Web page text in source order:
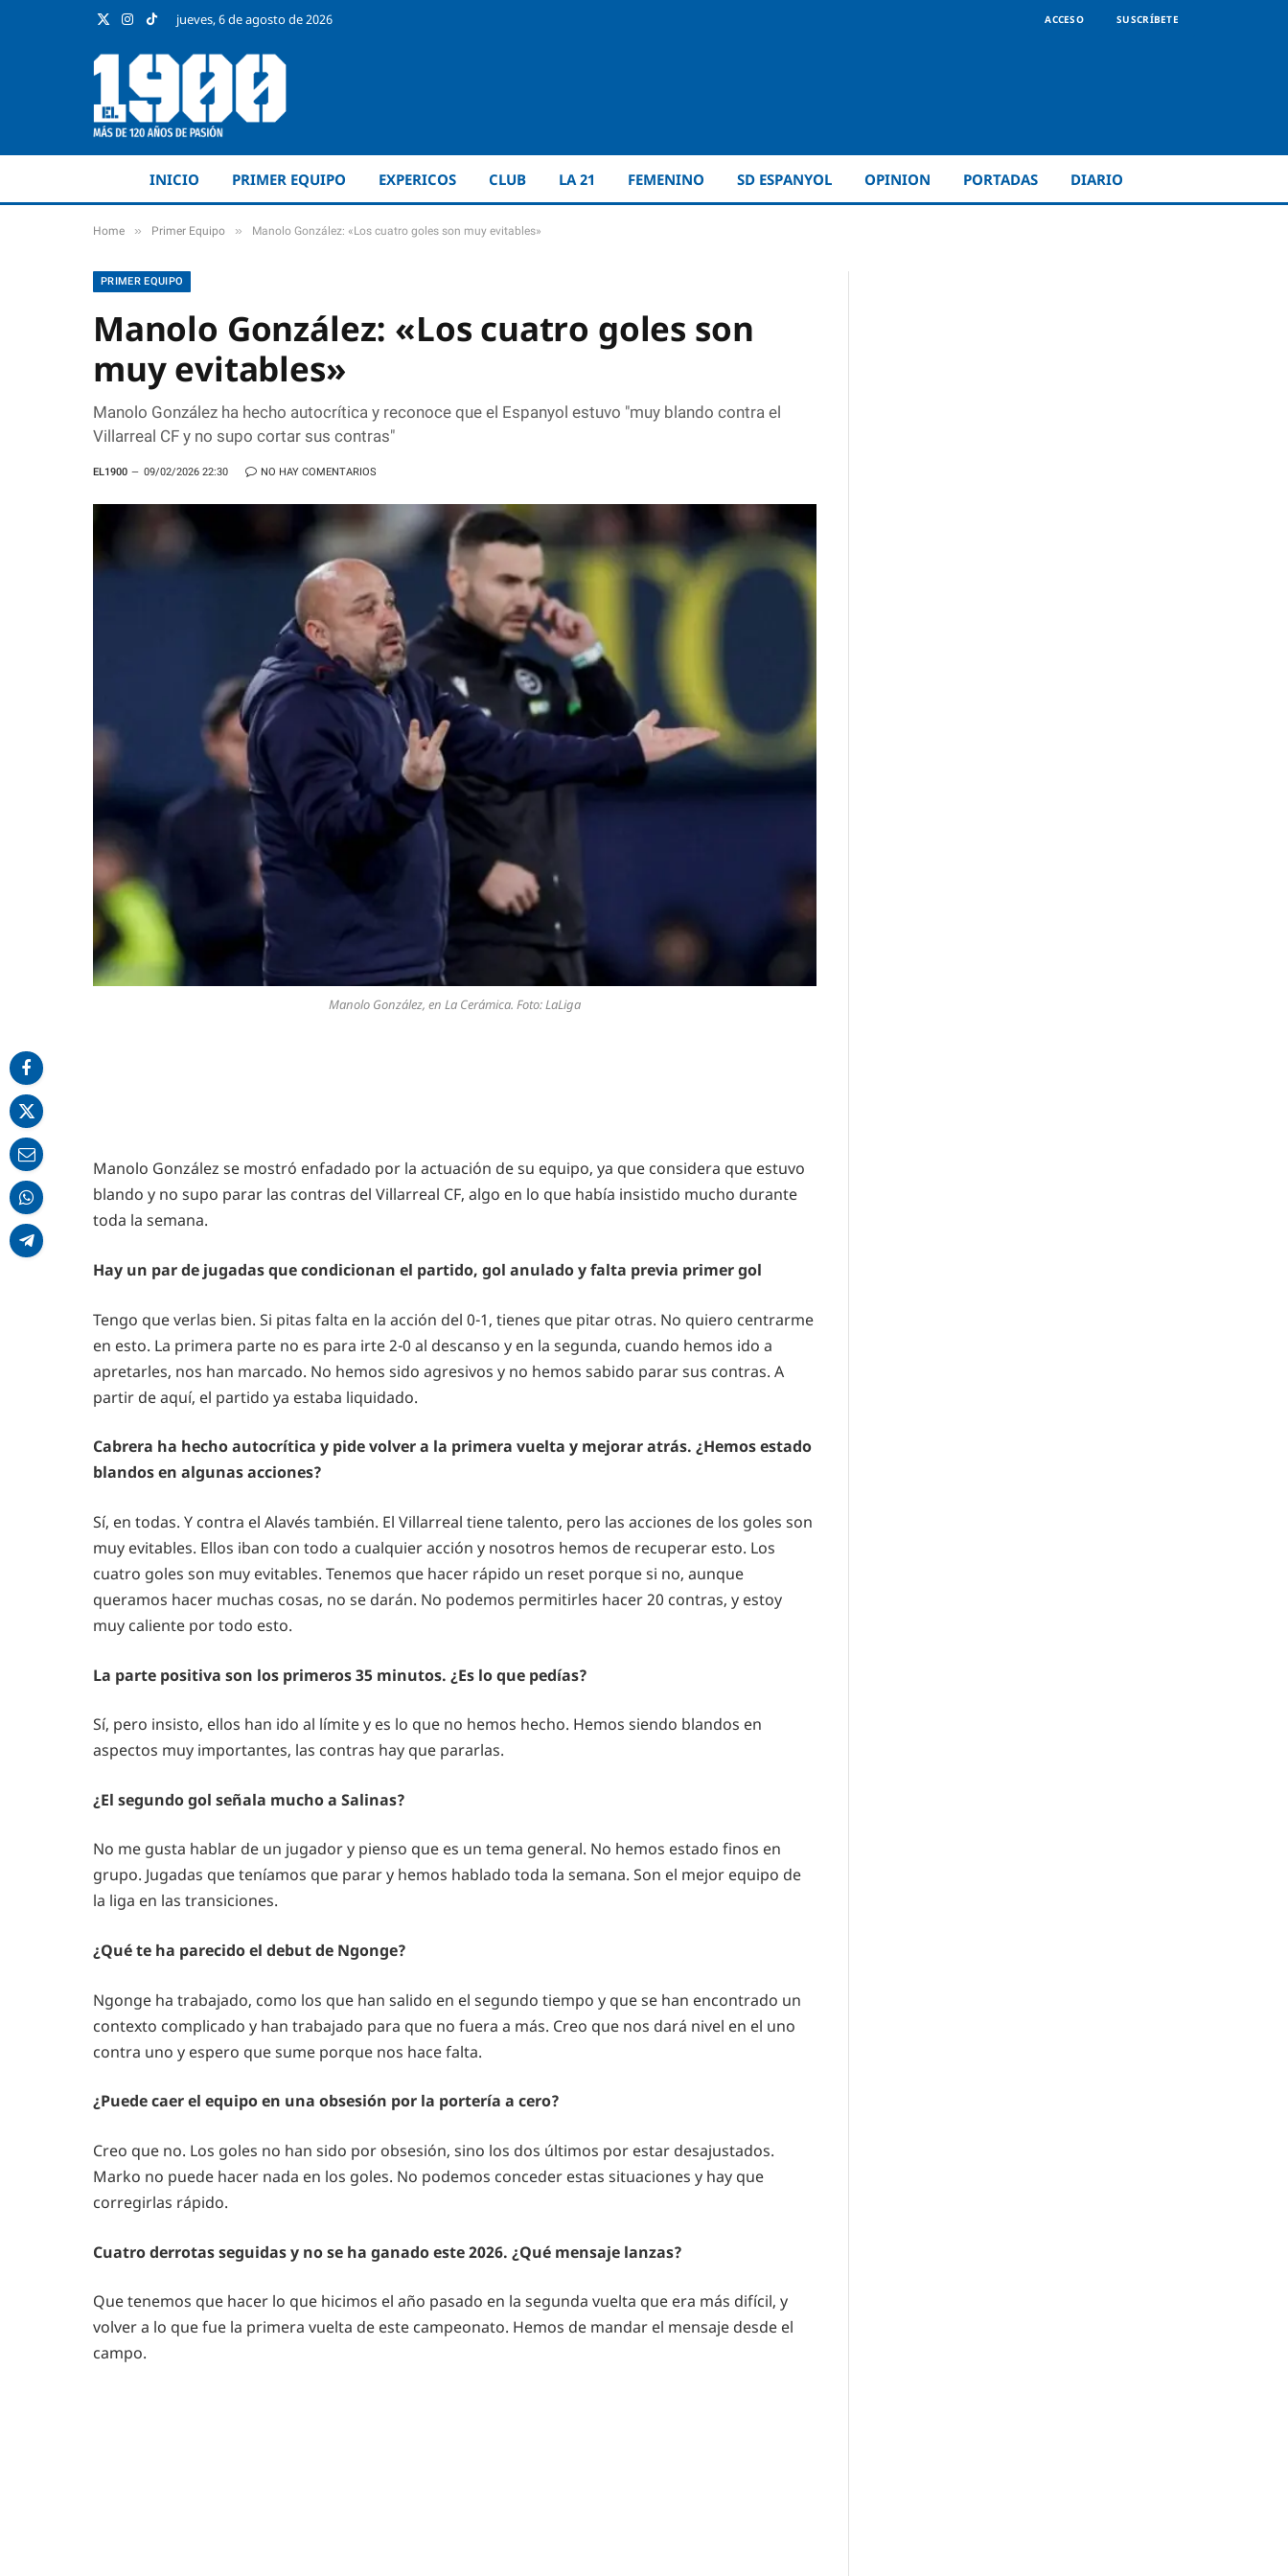
X
Instagram
TikTokjueves, 6 de agosto de 2026 ACCESO SUSCRÍBETE
INICIO PRIMER EQUIPO EXPERICOS CLUB LA 21 FEMENINO SD ESPANYOL OPINION PORTADAS DIARIO
Home » Primer Equipo » Manolo González: «Los cuatro goles son muy evitables»
PRIMER EQUIPO
Manolo González: «Los cuatro goles son
muy evitables»
Manolo González ha hecho autocrítica y reconoce que el Espanyol estuvo "muy blando contra el
Villarreal CF y no supo cortar sus contras"
EL1900 09/02/2026 22:30 NO HAY COMENTARIOS
Manolo González, en La Cerámica. Foto: LaLiga
Manolo González se mostró enfadado por la actuación de su equipo, ya que considera que estuvo
blando y no supo parar las contras del Villarreal CF, algo en lo que había insistido mucho durante
toda la semana.
Hay un par de jugadas que condicionan el partido, gol anulado y falta previa primer gol
Tengo que verlas bien. Si pitas falta en la acción del 0-1, tienes que pitar otras. No quiero centrarme
en esto. La primera parte no es para irte 2-0 al descanso y en la segunda, cuando hemos ido a
apretarles, nos han marcado. No hemos sido agresivos y no hemos sabido parar sus contras. A
partir de aquí, el partido ya estaba liquidado.
Cabrera ha hecho autocrítica y pide volver a la primera vuelta y mejorar atrás. ¿Hemos estado
blandos en algunas acciones?
Sí, en todas. Y contra el Alavés también. El Villarreal tiene talento, pero las acciones de los goles son
muy evitables. Ellos iban con todo a cualquier acción y nosotros hemos de recuperar esto. Los
cuatro goles son muy evitables. Tenemos que hacer rápido un reset porque si no, aunque
queramos hacer muchas cosas, no se darán. No podemos permitirles hacer 20 contras, y estoy
muy caliente por todo esto.
La parte positiva son los primeros 35 minutos. ¿Es lo que pedías?
Sí, pero insisto, ellos han ido al límite y es lo que no hemos hecho. Hemos siendo blandos en
aspectos muy importantes, las contras hay que pararlas.
¿El segundo gol señala mucho a Salinas?
No me gusta hablar de un jugador y pienso que es un tema general. No hemos estado finos en
grupo. Jugadas que teníamos que parar y hemos hablado toda la semana. Son el mejor equipo de
la liga en las transiciones.
¿Qué te ha parecido el debut de Ngonge?
Ngonge ha trabajado, como los que han salido en el segundo tiempo y que se han encontrado un
contexto complicado y han trabajado para que no fuera a más. Creo que nos dará nivel en el uno
contra uno y espero que sume porque nos hace falta.
¿Puede caer el equipo en una obsesión por la portería a cero?
Creo que no. Los goles no han sido por obsesión, sino los dos últimos por estar desajustados.
Marko no puede hacer nada en los goles. No podemos conceder estas situaciones y hay que
corregirlas rápido.
Cuatro derrotas seguidas y no se ha ganado este 2026. ¿Qué mensaje lanzas?
Que tenemos que hacer lo que hicimos el año pasado en la segunda vuelta que era más difícil, y
volver a lo que fue la primera vuelta de este campeonato. Hemos de mandar el mensaje desde el
campo.